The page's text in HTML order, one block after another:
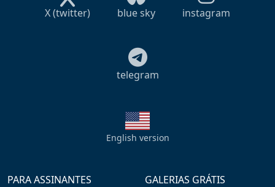
X (twitter) blue sky instagram
telegram
English version
PARA ASSINANTES
GALERIAS GRÁTIS